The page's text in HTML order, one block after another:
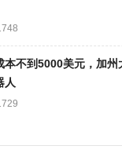
本不到5000美元，加
人